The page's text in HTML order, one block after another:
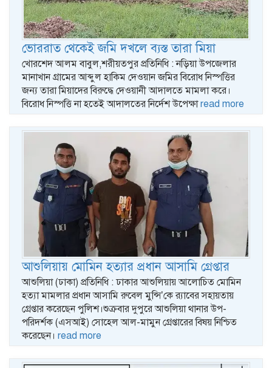
ভোররাত থেকেই জমি দখলে ব্যস্ত তারা মিয়া
খোরশেদ আলম বাবুল,শরীয়তপুর প্রতিনিধি : নড়িয়া উপজেলার
মানাখান গ্রামের আব্দুল হাকিম দেওয়ান জমির বিরোধ নিস্পত্তির
জন্য তারা মিয়াদের বিরুদ্ধে দেওয়ানী আদালতে মামলা করে।
বিরোধ নিস্পত্তি না হতেই আদালতের নির্দেশ উপেক্ষাread more
আশুলিয়ায় মোমিন হত্যার প্রধান আসামি গ্রেপ্তার
আশুলিয়া (ঢাকা) প্রতিনিধি : ঢাকার আশুলিয়ায় আলোচিত মোমিন
হত্যা মামলার প্রধান আসামি রুবেল মুন্সি’কে র‍্যাবের সহায়তায়
গ্রেপ্তার করেছেন পুলিশ।শুক্রবার দুপুরে আশুলিয়া থানার উপ-
পরিদর্শক (এসআই) সোহেল আল-মামুন গ্রেপ্তারের বিষয় নিশ্চিত
করেছেন। read more